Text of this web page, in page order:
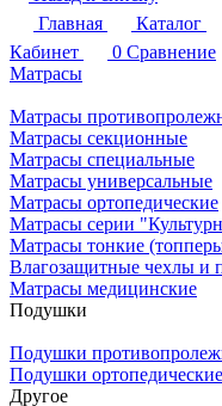
Главная
Каталог
Кабинет
0 Сравнение
Матрасы
Матрасы
Матрасы секционные
Матрасы специальные
Матрасы универсальные
Матрасы ортопедические
Матрасы серии
Матрасы тонкие
Влагозащитные чехлы и
Матрасы медицинские
Подушки
Подушки
Подушки ортопедические
Другое